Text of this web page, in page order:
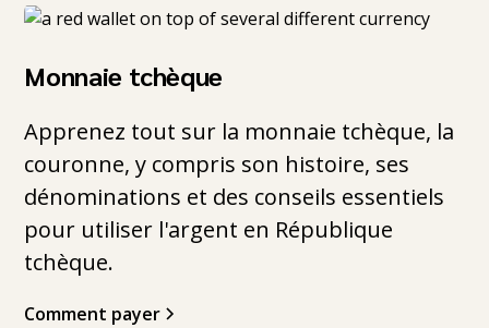
Monnaie tchèque
Apprenez tout sur la monnaie tchèque, la
couronne, y compris son histoire, ses
dénominations et des conseils essentiels
pour utiliser l'argent en République
tchèque.
Comment payer